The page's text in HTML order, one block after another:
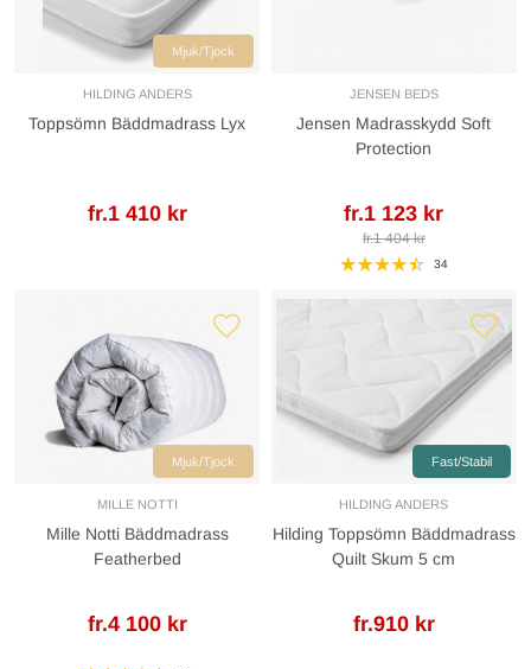
Mjuk/Tjock
HILDING ANDERS
Toppsömn Bäddmadrass Lyx
fr.1 410 kr
JENSEN BEDS
Jensen Madrasskydd Soft
Protection
fr.1 123 kr
fr.1 404 kr
34
Mjuk/Tjock
MILLE NOTTI
Mille Notti Bäddmadrass
Featherbed
fr.4 100 kr
Fast/Stabil
HILDING ANDERS
Hilding Toppsömn Bäddmadrass
Quilt Skum 5 cm
fr.910 kr